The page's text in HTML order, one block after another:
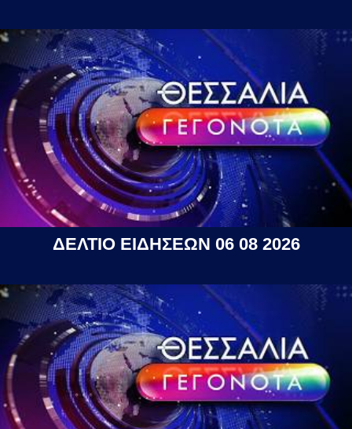
ΔΕΛΤΙΟ ΕΙΔΗΣΕΩΝ 06 08 2026